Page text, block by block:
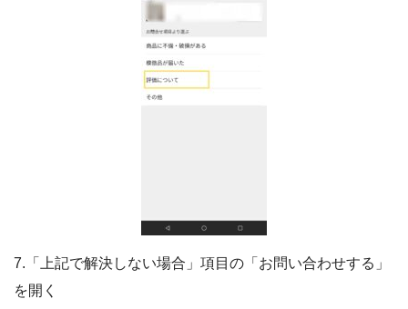
7.「上記で解決しない場合」項目の「お問い合わせする」
を開く